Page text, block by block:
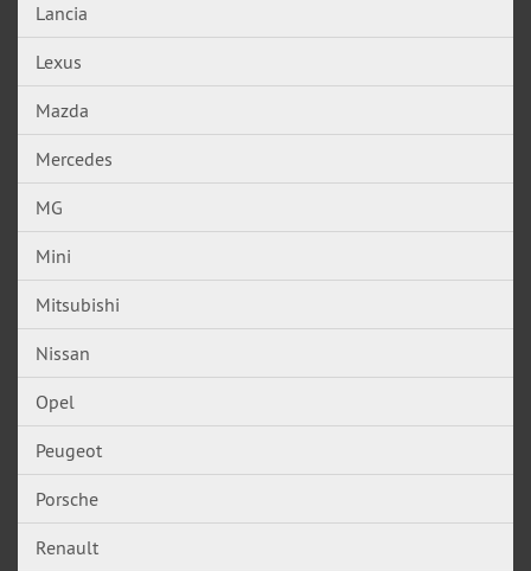
Lancia
Lexus
Mazda
Mercedes
MG
Mini
Mitsubishi
Nissan
Opel
Peugeot
Porsche
Renault